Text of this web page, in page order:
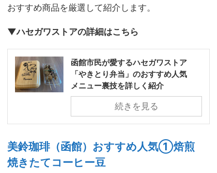
おすすめ商品を厳選して紹介します。
▼ハセガワストアの詳細はこちら
函館市民が愛するハセガワストア
「やきとり弁当」のおすすめ人気
メニュー裏技を詳しく紹介
続きを見る
美鈴珈琲（函館）おすすめ人気①焙煎
焼きたてコーヒー豆